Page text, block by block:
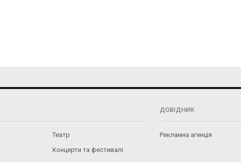
Театр
Концерти та фестивалі
ДОВІДНИК
Рекламна агенція